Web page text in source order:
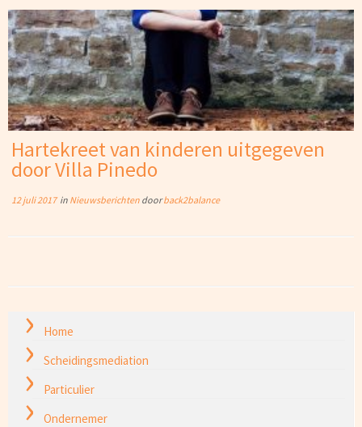
Hartekreet van kinderen uitgegeven
door Villa Pinedo
12 juli 2017in Nieuwsberichten doorback2balance
Home
Scheidingsmediation
Particulier
Ondernemer